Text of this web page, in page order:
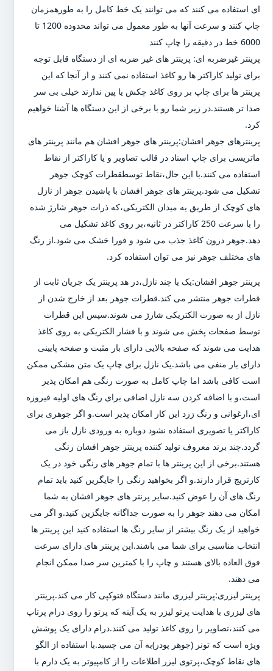
ای استفاده می کنند که می توانند یک خط کامل را به طورهمزمان
چاپ کنند و سرعت آنها به طور معمول می تواند محدوده 1200 تا
6000 خط در دقیقه را چاپ کنند
پرینتر غیرضربه ای: پرینتر های غیر ضربه ای از دستگاه قابل توجه
برای تولید کاراکتر ها رو کاغذ استفاده نمی کنند و از آنجا که این
پرینتر ها برای چاپ بر روی کاغذ چکش یا پین ندارند خیلی بی سر
صدا تر هستند.در زیر شما رو با برخی از این دستگاه ها آشنا خواهیم
کرد.
پرینترهای جوهر افشان:پرینتر های جوهر افشان هم مانند پرینتر های
ماتریسی برای چاپ اسناد در قالب تصاویر و یا کاراکتر از نقاط
استفاده می کنند.با این حال،نقاط توسطقطرات کوچک جوهر
تشکیل می شود.پرینتر های جوهر افشان با پاشیدن جوهر از نازل
های کوچک از طریق یه میدان الکتریکی،که ذرات جوهر شارژ شده
را با سرعت 250 کاراکتر در ثانیه،بر روی کاغذ تشکیل می
دهد.جوهر درون کاغذ جذب می شود و فورا خشک می شود.از رنگ
های مختلف جوهر نیز می توان استفاده کرد.
پرینتر جوهر افشان:یک یا چند نازل،در هد پرینتر یک جریان ثابت از
قطرات جوهر منتشر می کند.قطرات جوهر بعد از خارج شدن از
نازل از به صورت الکتریکی شارژ می شوند.سپس این قطرات
توسط صفحات پخش می شوند و با فشار الکتریکی به روی کاغذ
هدایت می شوند که صفحه بالایی دارای بار مثبت و صفحه پایینی
دارای بار منفی می باشد.یک نازل برای چاپ یک متن مشکی ممکن
است کافی باشد اما چاپ کامل به صورت رنگی هم امکان پذیر
است،و با اضافه کردن سه نازل اضافی برای رنگ های اولیه فیروزه
ای،ارغوانی و رنگ زرد این کار امکان پذیر است.و اگر جوهری برای
کاراکتر یا تصویری استفاده نشود دوباره به ورودی نازل باز می
گردد.چند برند معروف تولید کننده پرینتر جوهر افشان رنگی
هستند.برخی از این پرینتر ها با تمام جوهر های رنگی خود در یک
کارتریج قرار دارند.و اگر بخواهید رنگی را جایگرین کنید باید تمام
رنگ های آن را عوض کنید.سایر پرنتر های جوهر افشان به شما
امکان می دهند جوهر را به صورت جداگانه جایگزین کنید.و اگر می
خواهید از یک رنگ بیشتر از سایر رنگ ها استفاده کنید این پرینتر ها
انتخاب مناسبی برای شما می باشند.این پرینتر های دارای سرعت
فوق العاده بالای هستند و چاپ را با کمترین سر صدا ممکن انجام
می دهند.
پرینتر لیزری:پرینتر لیزری مانند دستگاه فتوکپی کار می کند.پرینتر
های لیزری با هدایت پرتو لیزر به یک آینه که پرتو را روی درام پرتاپ
می کنند،تصاویر را روی کاغذ تولید می کنند.درام دارای یک پوشش
ویژه است که تونر (جوهر پودر)به آن می چسبد.با استفاده از الگو
های نقاط کوچک،پرتوی لیزر اطلاعات را از کامپیوتر به یک دارم با